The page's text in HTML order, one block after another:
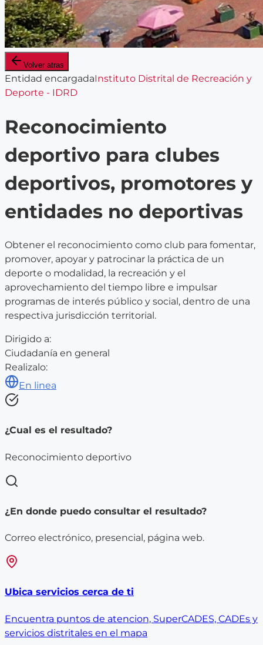
Volver atras
Entidad encargadaInstituto Distrital de Recreación y
Deporte - IDRD
Reconocimiento
deportivo para clubes
deportivos, promotores y
entidades no deportivas
Obtener el reconocimiento como club para fomentar,
promover, apoyar y patrocinar la práctica de un
deporte o modalidad, la recreación y el
aprovechamiento del tiempo libre e impulsar
programas de interés público y social, dentro de una
respectiva jurisdicción territorial.
Dirigido a:
Ciudadanía en general
Realizalo:
En linea
¿Cual es el resultado?
Reconocimiento deportivo
¿En donde puedo consultar el resultado?
Correo electrónico, presencial, página web.
Ubica servicios cerca de ti
Encuentra puntos de atencion, SuperCADES, CADEs y
servicios distritales en el mapa